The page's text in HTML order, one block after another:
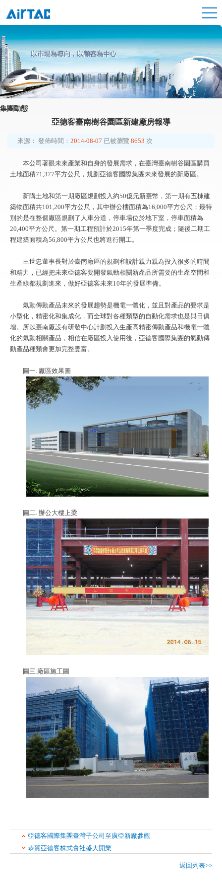
集團動態
亞德客臺南樹谷園區新建廠房報導
來源： 發佈時間： 2014-08-07 已被瀏覽 8653 次
本公司著眼未來產業和自身的發展需求，在臺灣臺南樹谷園區購買
土地面積71,377平方公尺，規劃亞德客國際集團未來發展的新廠區。
新購土地和第一期廠區規劃投入約50億元新臺幣，第一期有五棟建
築物面積共101,200平方公尺，其中辦公樓面積為16,000平方公尺；最特
別的是在整個廠區規劃了人車分道，停車場位於地下室，停車面積為
20,400平方公尺。第一期工程預計於2015年第一季度完成；隨後二期工
程建築面積為56,800平方公尺也將進行開工。
王世忠董事長對於臺南廠區的規劃和設計親力親為投入很多的時間
和精力，已經把未來亞德客要開發氣動相關新產品所需要的生產空間和
生產線都規劃進來，做好亞德客未來10年的發展準備。
氣動傳動產品未來的發展趨勢是機電一體化，並且對產品的要求是
小型化，精密化和集成化，而全球對各種類型的自動化需求也是與日俱
增。所以臺南廠設有研發中心計劃投入生產高精密傳動產品和機電一體
化的氣動相關產品，相信在廠區投入使用後，亞德客國際集團的氣動傳
動產品種類會更加完整豐富。
圖一. 廠區效果圖
圖二. 辦公大樓上梁
圖三.廠區施工圖
亞德客國際集團臺灣子公司至廣亞新廠參觀
恭賀亞德客株式會社盛大開業
返回列表>>